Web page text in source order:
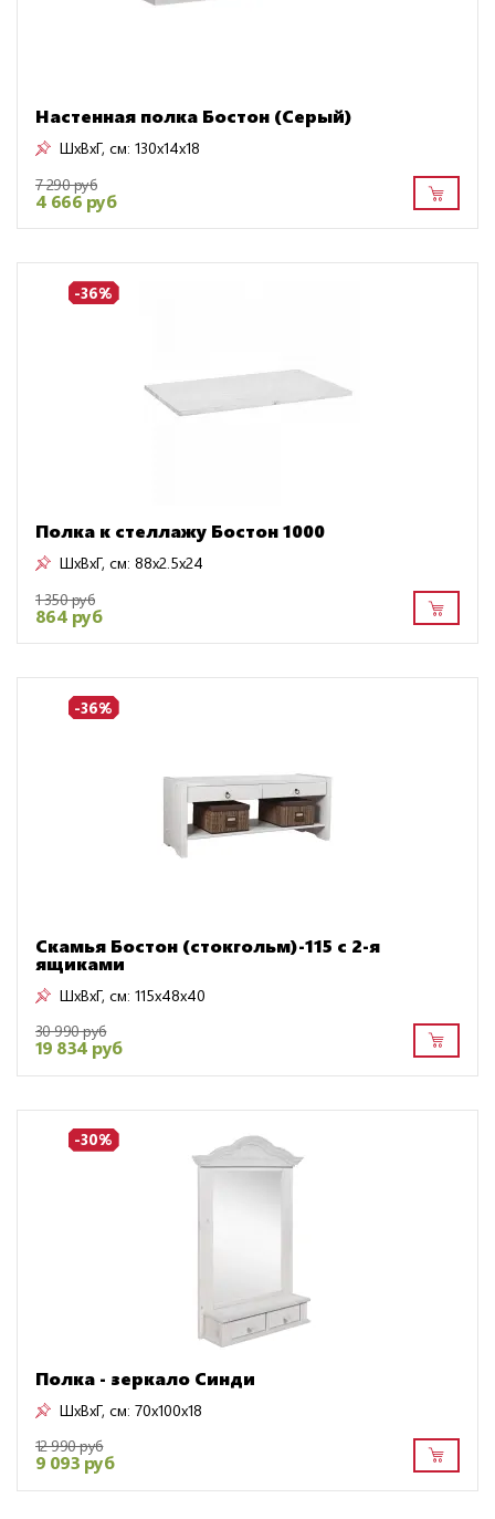
Настенная полка Бостон (Серый)
ШxВxГ, см: 130x14x18
7 290 руб
4 666 руб
-36%
Полка к стеллажу Бостон 1000
ШxВxГ, см: 88x2.5x24
1 350 руб
864 руб
-36%
Скамья Бостон (стокгольм)-115 с 2-я
ящиками
ШxВxГ, см: 115x48x40
30 990 руб
19 834 руб
-30%
Полка - зеркало Синди
ШxВxГ, см: 70x100x18
12 990 руб
9 093 руб